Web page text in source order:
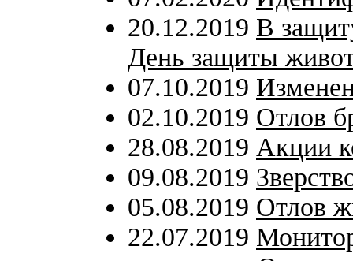
20.12.2019 В
День защиты
07.10.2019
02.10.2019 Отлов
28.08.2019 Акции
09.08.2019
05.08.2019 Отлов
22.07.2019